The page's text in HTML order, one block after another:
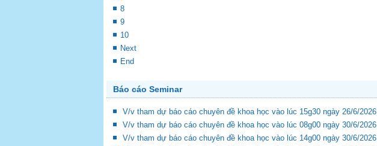
8
9
10
Next
End
Báo cáo Seminar
V/v tham dự báo cáo chuyên đề khoa học vào lúc 15g30 ngày 26/6/2026
V/v tham dự báo cáo chuyên đề khoa học vào lúc 08g00 ngày 30/6/2026
V/v tham dự báo cáo chuyên đề khoa học vào lúc 14g00 ngày 30/6/2026